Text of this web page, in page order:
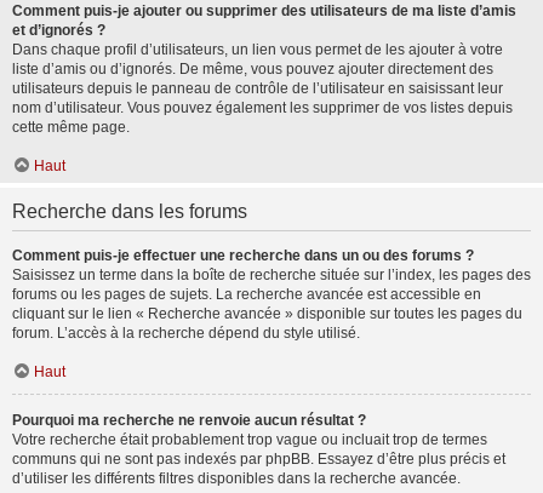
Comment puis-je ajouter ou supprimer des utilisateurs de ma liste d’amis
et d’ignorés ?
Dans chaque profil d’utilisateurs, un lien vous permet de les ajouter à votre
liste d’amis ou d’ignorés. De même, vous pouvez ajouter directement des
utilisateurs depuis le panneau de contrôle de l’utilisateur en saisissant leur
nom d’utilisateur. Vous pouvez également les supprimer de vos listes depuis
cette même page.
Haut
Recherche dans les forums
Comment puis-je effectuer une recherche dans un ou des forums ?
Saisissez un terme dans la boîte de recherche située sur l’index, les pages des
forums ou les pages de sujets. La recherche avancée est accessible en
cliquant sur le lien « Recherche avancée » disponible sur toutes les pages du
forum. L’accès à la recherche dépend du style utilisé.
Haut
Pourquoi ma recherche ne renvoie aucun résultat ?
Votre recherche était probablement trop vague ou incluait trop de termes
communs qui ne sont pas indexés par phpBB. Essayez d’être plus précis et
d’utiliser les différents filtres disponibles dans la recherche avancée.